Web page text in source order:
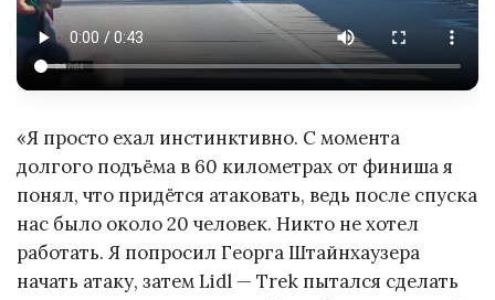
«Я просто ехал инстинктивно. С момента
долгого подъёма в 60 километрах от финиша я
понял, что придётся атаковать, ведь после спуска
нас было около 20 человек. Никто не хотел
работать. Я попросил Георга Штайнхаузера
начать атаку, затем Lidl — Trek пытался сделать